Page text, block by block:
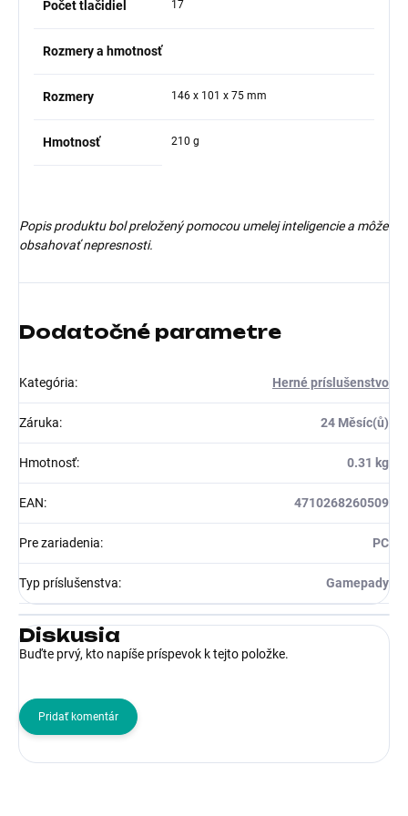
Počet tlačidiel 17
Rozmery a hmotnosť
Rozmery 146 x 101 x 75 mm
Hmotnosť 210 g
Popis produktu bol preložený pomocou umelej inteligencie a môže
obsahovať nepresnosti.
Dodatočné parametre
Kategória: Herné príslušenstvo
Záruka: 24 Měsíc(ů)
Hmotnosť: 0.31 kg
EAN: 4710268260509
Pre zariadenia: PC
Typ príslušenstva: Gamepady
Diskusia
Buďte prvý, kto napíše príspevok k tejto položke.
Pridať komentár